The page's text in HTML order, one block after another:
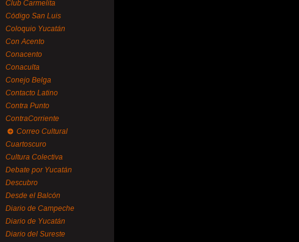
Club Carmelita
Código San Luis
Coloquio Yucatán
Con Acento
Conacento
Conaculta
Conejo Belga
Contacto Latino
Contra Punto
ContraCorriente
Correo Cultural
Cuartoscuro
Cultura Colectiva
Debate por Yucatán
Descubro
Desde el Balcón
Diario de Campeche
Diario de Yucatán
Diario del Sureste